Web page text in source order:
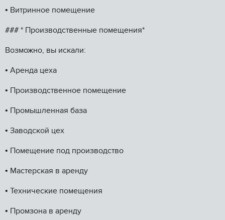
•⁠ ⁠Витринное помещение
### *️ Производственные помещения*
Возможно, вы искали:
•⁠ ⁠Аренда цеха
•⁠ ⁠Производственное помещение
•⁠ ⁠Промышленная база
•⁠ ⁠Заводской цех
•⁠ ⁠Помещение под производство
•⁠ ⁠Мастерская в аренду
•⁠ ⁠Технические помещения
•⁠ ⁠Промзона в аренду